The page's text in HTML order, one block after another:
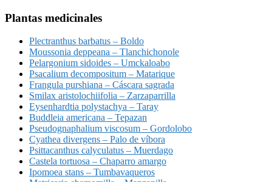
Plantas medicinales
Plectranthus barbatus – Boldo
Moussonia deppeana – Tlanchichonole
Pelargonium sidoides – Umckaloabo
Psacalium decompositum – Matarique
Frangula purshiana – Cáscara sagrada
Smilax aristolochiifolia – Zarzaparrilla
Eysenhardtia polystachya – Taray
Buddleia americana – Tepazan
Pseudognaphalium viscosum – Gordolobo
Cyathea divergens – Palo de víbora
Psittacanthus calyculatus – Muerdago
Castela tortuosa – Chaparro amargo
Ipomoea stans – Tumbavaqueros